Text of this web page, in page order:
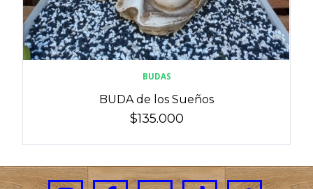
BUDAS
BUDA de los Sueños
$135.000